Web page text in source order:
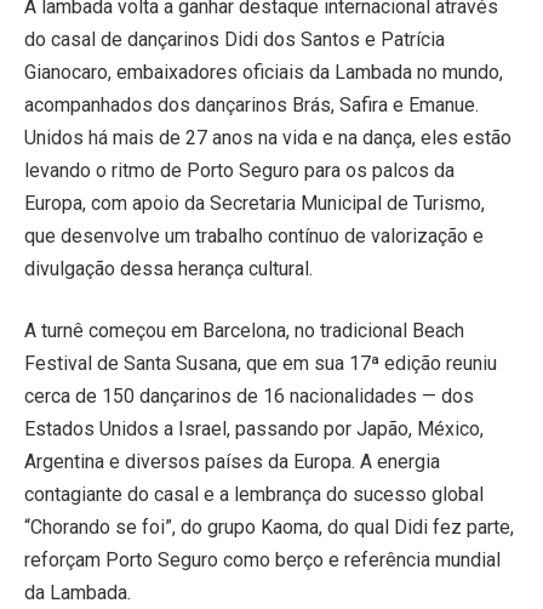
A lambada volta a ganhar destaque internacional através
do casal de dançarinos Didi dos Santos e Patrícia
Gianocaro, embaixadores oficiais da Lambada no mundo,
acompanhados dos dançarinos Brás, Safira e Emanue.
Unidos há mais de 27 anos na vida e na dança, eles estão
levando o ritmo de Porto Seguro para os palcos da
Europa, com apoio da Secretaria Municipal de Turismo,
que desenvolve um trabalho contínuo de valorização e
divulgação dessa herança cultural.
A turnê começou em Barcelona, no tradicional Beach
Festival de Santa Susana, que em sua 17ª edição reuniu
cerca de 150 dançarinos de 16 nacionalidades — dos
Estados Unidos a Israel, passando por Japão, México,
Argentina e diversos países da Europa. A energia
contagiante do casal e a lembrança do sucesso global
“Chorando se foi”, do grupo Kaoma, do qual Didi fez parte,
reforçam Porto Seguro como berço e referência mundial
da Lambada.